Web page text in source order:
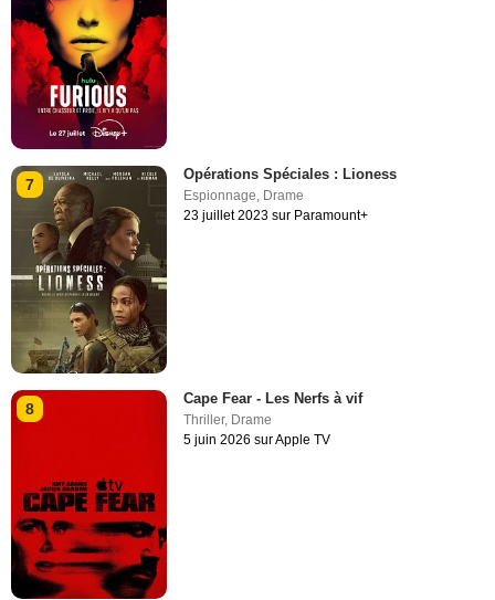
7
Opérations Spéciales : Lioness
Espionnage, Drame
23 juillet 2023 sur Paramount+
8
Cape Fear - Les Nerfs à vif
Thriller, Drame
5 juin 2026 sur Apple TV